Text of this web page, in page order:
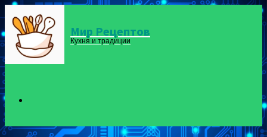
Menu Мир Рецептов
Кухня и традиции